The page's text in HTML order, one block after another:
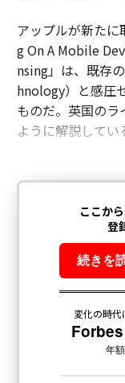
アップルが新た
g On A Mobile
nsing」は、既存
hnology）と感圧
ものだ。英国の
ように解説してい